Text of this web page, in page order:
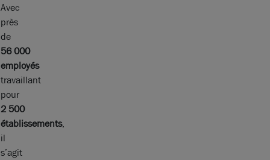
Avec
près
de
56 000
employés
travaillant
pour
2 500
établissements,
il
s’agit